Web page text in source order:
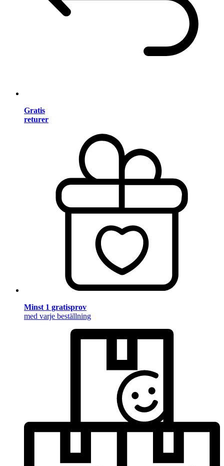
Gratis
returer
Minst 1 gratisprov
med varje beställning